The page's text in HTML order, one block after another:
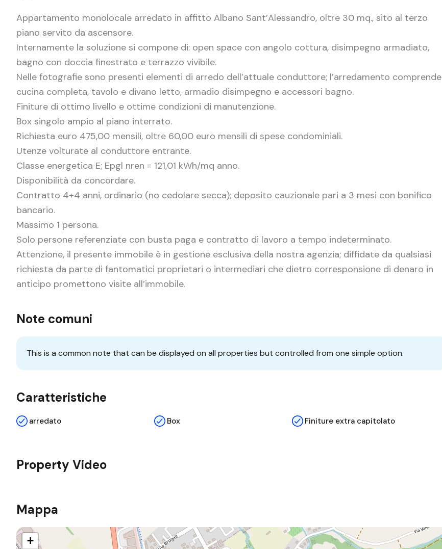
Appartamento monolocale arredato in affitto Albano Sant’Alessandro, oltre 30 mq., sito al terzo
piano servito da ascensore.
Internamente la soluzione si compone di: open space con angolo cottura, disimpegno armadiato,
bagno con doccia finestrato e terrazzo vivibile.
Nelle fotografie sono presenti elementi di arredo dell’attuale conduttore; l’arredamento comprende
cucina completa, tavolo e divano letto, armadio disimpegno e accessori bagno.
Finiture di ottimo livello e ottime condizioni di manutenzione.
Box singolo ampio al piano interrato.
Richiesta euro 475,00 mensili, oltre 60,00 euro mensili di spese condominiali.
Utenze volturate al conduttore entrante.
Classe energetica E; Epgl nren = 121,01 kWh/mq anno.
Disponibilità da concordare.
Contratto 4+4 anni, ordinario (no cedolare secca); deposito cauzionale pari a 3 mesi con bonifico
bancario.
Massimo 1 persona.
Solo persone referenziate con busta paga e contratto di lavoro a tempo indeterminato.
Attenzione, il presente immobile è in gestione esclusiva della nostra agenzia; diffidate da qualsiasi
richiesta da parte di fantomatici proprietari o intermediari che dietro corresponsione di denaro in
anticipo promettono visite all’immobile.
Note comuni
This is a common note that can be displayed on all properties but controlled from one simple option.
Caratteristiche
arredato Box Finiture extra capitolato
Property Video
Mappa
+